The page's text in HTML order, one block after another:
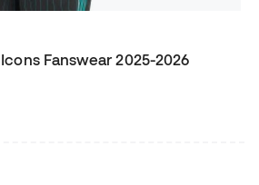
Fanswear 2025-2026